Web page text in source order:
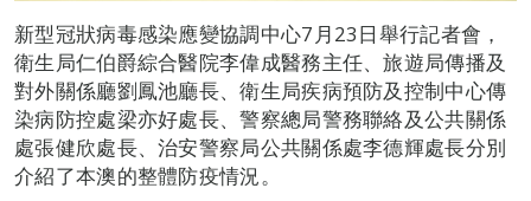
新型冠狀病毒感染應變協調中心7月23日舉行記者會，
衛生局仁伯爵綜合醫院李偉成醫務主任、旅遊局傳播及
對外關係廳劉鳳池廳長、衛生局疾病預防及控制中心傳
染病防控處梁亦好處長、警察總局警務聯絡及公共關係
處張健欣處長、治安警察局公共關係處李德輝處長分別
介紹了本澳的整體防疫情況。